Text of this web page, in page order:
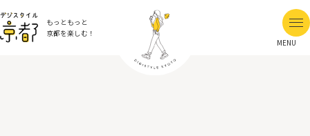
もっともっと
京都を楽しむ！
MENU